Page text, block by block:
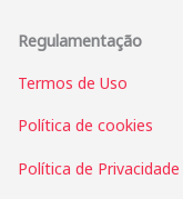
Regulamentação
Termos de Uso
Política de cookies
Política de Privacidade